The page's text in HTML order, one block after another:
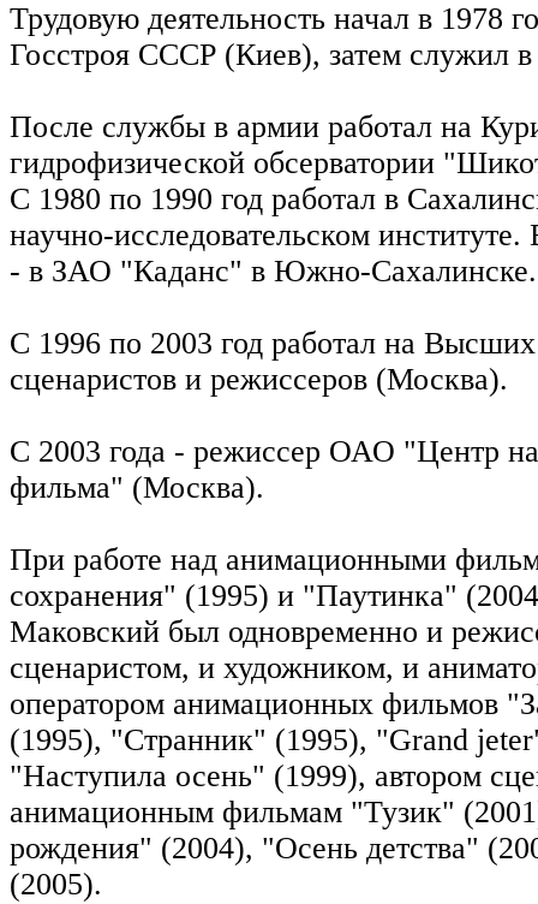
Трудовую деятельность начал в 1978
Госстроя СССР (Киев), затем служил
После службы в армии работал на
гидрофизической обсерватории
С 1980 по 1990 год работал в
научно-исследовательском
- в ЗАО "Каданс" в Южно-Сахалинске.
С 1996 по 2003 год работал на
сценаристов и режиссеров (Москва).
С 2003 года - режиссер ОАО "Центр
фильма" (Москва).
При работе над анимационными
сохранения" (1995) и "Паутинка"
Маковский был одновременно и
сценаристом, и художником, и
оператором анимационных фильмов
(1995), "Странник" (1995), "Grand
"Наступила осень" (1999), автором
анимационным фильмам "Тузик"
рождения" (2004), "Осень детства"
(2005).